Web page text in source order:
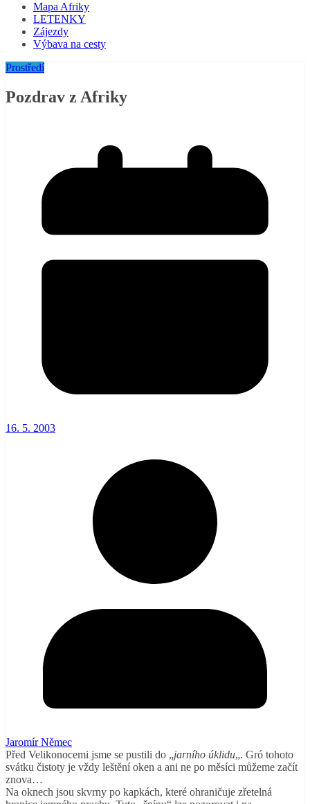
Mapa Afriky
LETENKY
Zájezdy
Výbava na cesty
Prostředí
Pozdrav z Afriky
16. 5. 2003
Jaromír Němec
Před Velikonocemi jsme se pustili do „jarního úklidu„. Gró tohoto
svátku čistoty je vždy leštění oken a ani ne po měsíci můžeme začít
znova…
Na oknech jsou skvrny po kapkách, které ohraničuje zřetelná